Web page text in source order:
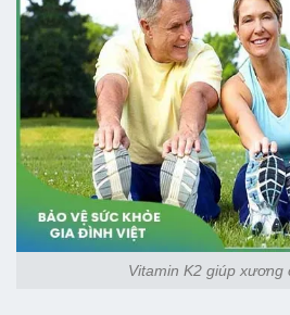
Vitamin K2 giúp xương